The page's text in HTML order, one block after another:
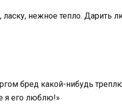
нежное тепло. Дарить
бред какой-нибудь
я его люблю!»